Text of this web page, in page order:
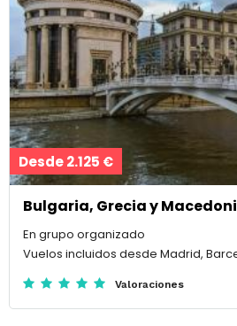
Desde 2.125 €
Bulgaria, Grecia y
En grupo organizado
Vuelos incluidos desde Madrid,
Valoraciones